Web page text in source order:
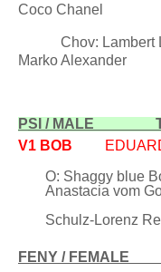
Coco Chanel
Chov: Lambert
MarkoAlexander
PSI / MALE
V1 BOB
O: Shaggy blue
Anastacia vom
Schulz-Lorenz
FENY /